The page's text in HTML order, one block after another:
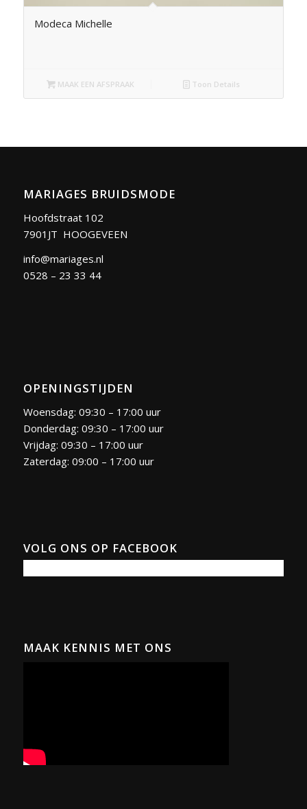
Modeca Michelle
MAAK EEN AFSPRAAK Toon Details
MARIAGES BRUIDSMODE
Hoofdstraat 102
7901JT HOOGEVEEN
info@mariages.nl
0528 – 23 33 44
OPENINGSTIJDEN
Woensdag: 09:30 – 17:00 uur
Donderdag: 09:30 – 17:00 uur
Vrijdag: 09:30 – 17:00 uur
Zaterdag: 09:00 – 17:00 uur
VOLG ONS OP FACEBOOK
MAAK KENNIS MET ONS